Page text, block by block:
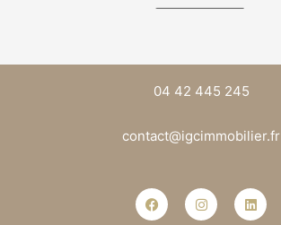
04 42 445 245
contact@igcimmobilier.fr